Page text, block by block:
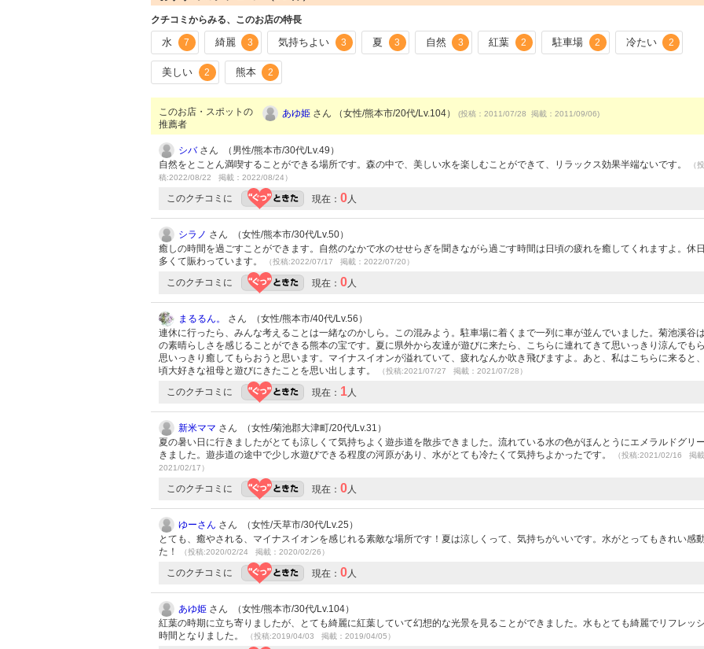
クチコミからみる、このお店の特長
水 7 綺麗 3 気持ちよい 3 夏 3 自然 3 紅葉 2 駐車場 2 冷たい 2
美しい 2 熊本 2
このお店・スポットの
推薦者
あゆ姫 さん （女性/熊本市/20代/Lv.104） (投稿：2011/07/28 掲載：2011/09/06)
シバさん （男性/熊本市/30代/Lv.49）
自然をとことん満喫することができる場所です。森の中で、美しい水を楽しむことができて、リラックス効果半端ないです。
（投
稿:2022/08/22 掲載：2022/08/24）
このクチコミに 現在： 0人
シラノ さん （女性/熊本市/30代/Lv.50）
癒しの時間を過ごすことができます。自然のなかで水のせせらぎを聞きながら過ごす時間は日頃の疲れを癒してくれますよ。休
多くて賑わっています。
（投稿:2022/07/17 掲載：2022/07/20）
このクチコミに 現在： 0人
まるるん。
さん （女性/熊本市/40代/Lv.56）
連休に行ったら、みんな考えることは一緒なのかしら。この混みよう。駐車場に着くまで一列に車が並んでいました。菊池溪谷
の素晴らしさを感じることができる熊本の宝です。夏に県外から友達が遊びに来たら、こちらに連れてきて思いっきり涼んでもら
思いっきり癒してもらおうと思います。マイナスイオンが溢れていて、疲れなんか吹き飛びますよ。あと、私はこちらに来ると
頃大好きな祖母と遊びにきたことを思い出します。
（投稿:2021/07/27 掲載：2021/07/28）
このクチコミに 現在： 1人
新米ママ さん （女性/菊池郡大津町/20代/Lv.31）
夏の暑い日に行きましたがとても涼しくて気持ちよく遊歩道を散歩できました。流れている水の色がほんとうにエメラルドグリ
きました。遊歩道の途中で少し水遊びできる程度の河原があり、水がとても冷たくて気持ちよかったです。
（投稿:2021/02/16 掲載
2021/02/17）
このクチコミに 現在： 0人
ゆーさん さん （女性/天草市/30代/Lv.25）
とても、癒やされる、マイナスイオンを感じれる素敵な場所です！夏は涼しくって、気持ちがいいです。水がとってもきれい感
た！
（投稿:2020/02/24 掲載：2020/02/26）
このクチコミに 現在： 0人
あゆ姫 さん （女性/熊本市/30代/Lv.104）
紅葉の時期に立ち寄りましたが、とても綺麗に紅葉していて幻想的な光景を見ることができました。水もとても綺麗でリフレッ
時間となりました。
（投稿:2019/04/03 掲載：2019/04/05）